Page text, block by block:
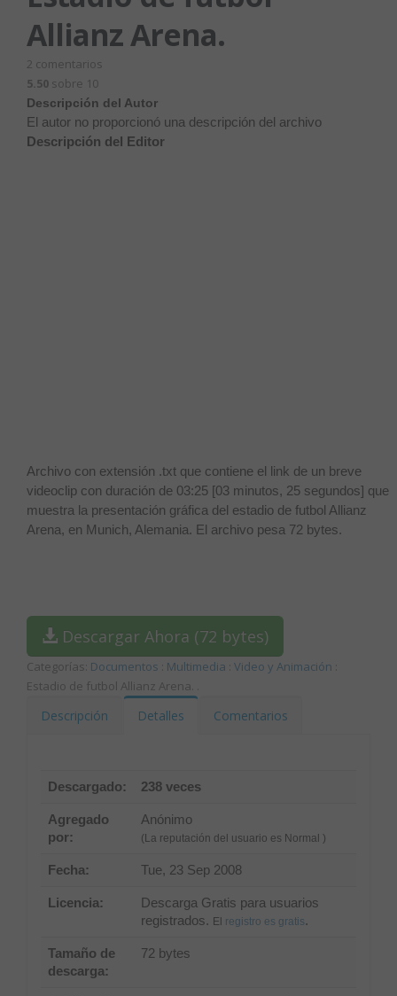
Allianz Arena.
2 comentarios
5.50 sobre 10
Descripción del Autor
El autor no proporcionó una descripción del archivo
Descripción del Editor
Archivo con extensión .txt que contiene el link de un breve
videoclip con duración de 03:25 [03 minutos, 25 segundos] que
muestra la presentación gráfica del estadio de futbol Allianz
Arena, en Munich, Alemania. El archivo pesa 72 bytes.
Descargar Ahora (72 bytes)
Categorías: Documentos Multimedia Video y Animación
Estadio de futbol Allianz Arena.
Descripción Detalles Comentarios
Descargado: 238 veces
Agregado
por:
Anónimo
(La reputación del usuario es Normal )
Fecha: Tue, 23 Sep 2008
Licencia:
Descarga Gratis para usuarios
registrados. El registro es gratis.
Tamaño de
descarga:
72 bytes